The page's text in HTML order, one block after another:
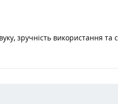
зручність використання